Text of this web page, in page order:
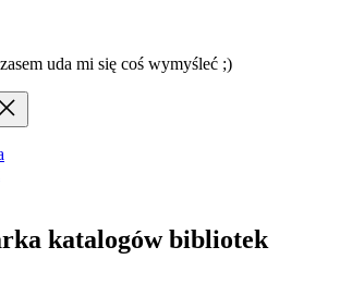
uda mi się coś wymyśleć ;)
katalogów bibliotek